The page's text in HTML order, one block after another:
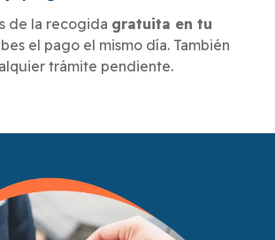
de la recogida gratuita en tu
el pago el mismo día. También
trámite pendiente.